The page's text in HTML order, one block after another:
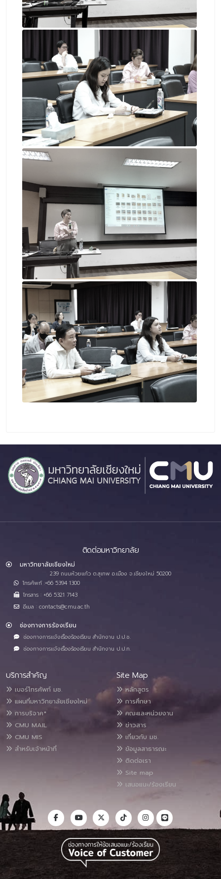
ติดต่อมหาวิทยาลัย
มหาวิทยาลัยเชียงใหม่
239 ถนนห้วยแก้ว ต.สุเทพ อ.เมือง จ.เชียงใหม่ 50200
โทรศัพท์ :+66 5394 1300
โทรสาร : +66 5321 7143
อีเมล : contacts@cmu.ac.th
ช่องทางการร้องเรียน
ช่องทางการแจ้งเรื่องร้องเรียน สำนักงาน ป.ป.ช.
ช่องทางการแจ้งเรื่องร้องเรียน สำนักงาน ป.ป.ท.
บริการสำคัญ
เบอร์โทรศัพท์ มช.
แผนที่มหาวิทยาลัยเชียงใหม่
การบริจาค*
CMU MAIL
CMU MIS
สำหรับเจ้าหน้าที่
Site Map
หลักสูตร
การศึกษา
คณะและหน่วยงาน
ข่าวสาร
เกี่ยวกับ มช.
ข้อมูลสาธารณะ
ติดต่อเรา
Site map
เสนอแนะ/ร้องเรียน